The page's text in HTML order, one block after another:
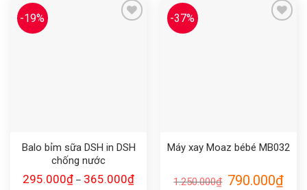
-19%
Balo bỉm sữa DSH in DSH
chống nước
295.000₫ – 365.000₫
-37%
Máy xay Moaz bébé MB032
1.250.000₫ 790.000₫